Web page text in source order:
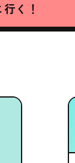
く！